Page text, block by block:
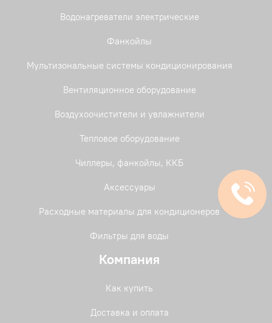
Водонагреватели электрические
Фанкойлы
Мультизональные системы кондиционирования
Вентиляционное оборудование
Воздухоочистители и увлажнители
Тепловое оборудование
Чиллеры, фанкойлы, ККБ
Аксессуары
Расходные материалы для кондиционеров
Фильтры для воды
Компания
Как купить
Доставка и оплата